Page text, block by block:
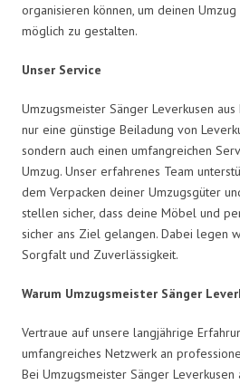
organisieren können, um deinen
möglich zu gestalten.
Unser Service
Umzugsmeister Sänger Leverkusen
nur eine günstige Beiladung von
sondern auch einen umfangreichen
Umzug. Unser erfahrenes Team
dem Verpacken deiner Umzugsgüter
stellen sicher, dass deine Möbel und
sicher ans Ziel gelangen. Dabei legen
Sorgfalt und Zuverlässigkeit.
Warum Umzugsmeister Sänger
Vertraue auf unsere langjährige
umfangreiches Netzwerk an
Bei Umzugsmeister Sänger